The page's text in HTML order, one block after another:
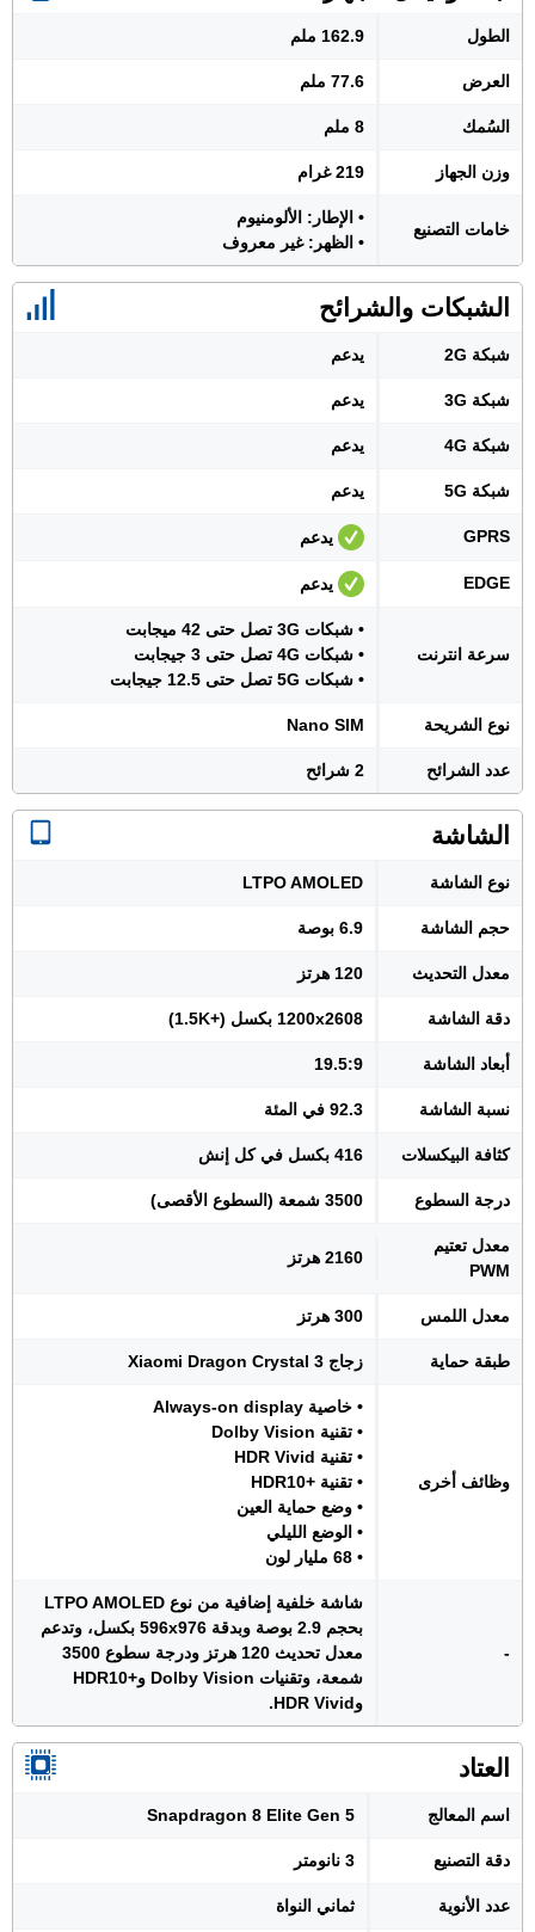
الطول 162.9 ملم
العرض 77.6 ملم
السُمك 8 ملم
وزن الجهاز 219 غرام
خامات التصنيع
• الإطار: الألومنيوم
• الظهر: غير معروف
الشبكات والشرائح
شبكة 2G يدعم
شبكة 3G يدعم
شبكة 4G يدعم
شبكة 5G يدعم
GPRS يدعم
EDGE يدعم
سرعة انترنت
• شبكات 3G تصل حتى 42 ميجابت
• شبكات 4G تصل حتى 3 جيجابت
• شبكات 5G تصل حتى 12.5 جيجابت
نوع الشريحة Nano SIM
عدد الشرائح 2 شرائح
الشاشة
نوع الشاشة LTPO AMOLED
حجم الشاشة 6.9 بوصة
معدل التحديث 120 هرتز
دقة الشاشة 1200x2608 بكسل (+1.5K)
أبعاد الشاشة 19.5:9
نسبة الشاشة 92.3 في المئة
كثافة البيكسلات 416 بكسل في كل إنش
درجة السطوع 3500 شمعة (السطوع الأقصى)
معدل تعتيم
PWM
2160 هرتز
معدل اللمس 300 هرتز
طبقة حماية زجاج Xiaomi Dragon Crystal 3
وظائف أخرى
• خاصية Always-on display
• تقنية Dolby Vision
• تقنية HDR Vivid
• تقنية +HDR10
• وضع حماية العين
• الوضع الليلي
• 68 مليار لون
-
شاشة خلفية إضافية من نوع LTPO AMOLED
بحجم 2.9 بوصة وبدقة 596x976 بكسل، وتدعم
معدل تحديث 120 هرتز ودرجة سطوع 3500
شمعة، وتقنيات Dolby Vision و+HDR10
وHDR Vivid.
العتاد
اسم المعالج Snapdragon 8 Elite Gen 5
دقة التصنيع 3 نانومتر
عدد الأنوية ثماني النواة